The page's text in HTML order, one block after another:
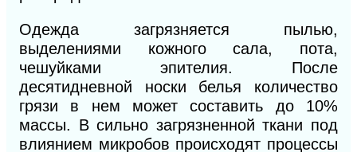
Одежда загрязняется пылью,
выделениями кожного сала, пота,
чешуйками эпителия. После
десятидневной носки белья количество
грязи в нем может составить до 10%
массы. В сильно загрязненной ткани под
влиянием микробов происходят процессы